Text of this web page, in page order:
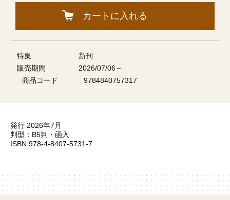
カートに入れる
特集
新刊
販売期間
2026/07/06～
商品コード
9784840757317
発行 2026年7月
判型：B5判・函入
ISBN 978-4-8407-5731-7